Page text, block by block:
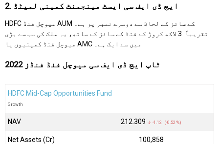
2. ایچ ڈی ایف سی ایسٹ مینجمنٹ کمپنی لمیٹڈ
HDFC میوچل فنڈ AUM کے سائز کے لحاظ سے دوسرے نمبر پر ہے۔
تقریباً ₹ 3 لاکھ کروڑ کے فنڈ کے سائز کے ساتھ، یہ ملک کی سب سے بڑی
میوچل فنڈ کمپنیوں یا AMC میں سے ایک ہے۔
ٹاپ ایچ ڈی ایف سی میوچل فنڈ فنڈز 2022
HDFC Mid-Cap Opportunities Fund
Growth
NAV ₹212.309 ↓ -1.12 (-0.52 %)
Net Assets (Cr) ₹100,858